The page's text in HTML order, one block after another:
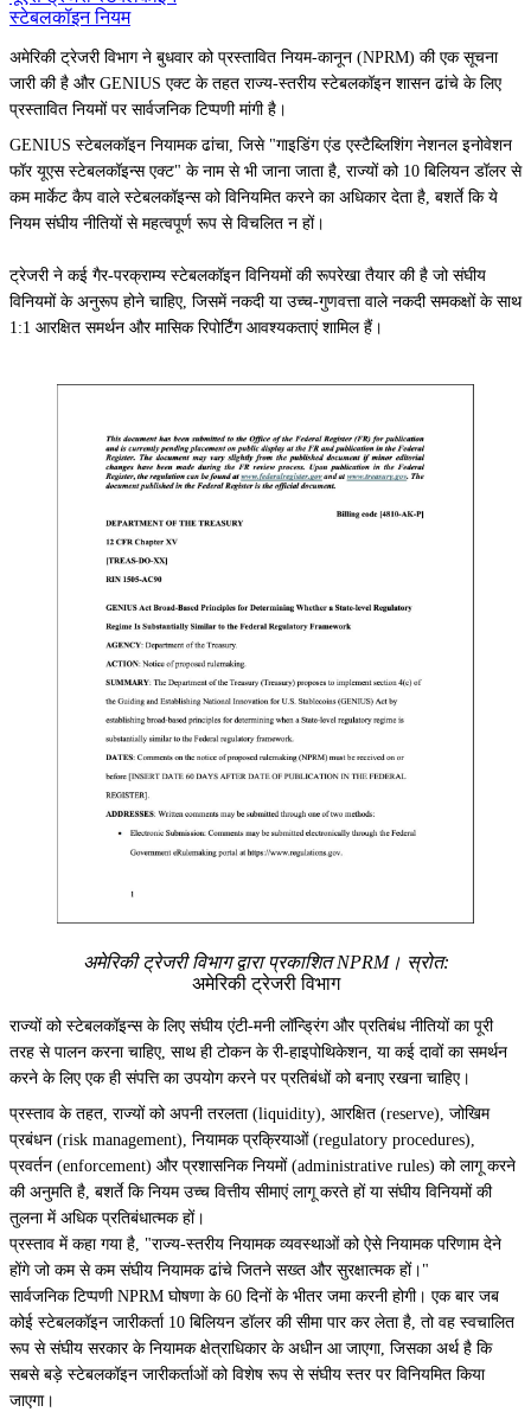
स्टेबलकॉइन नियम
अमेरिकी ट्रेजरी विभाग ने बुधवार को प्रस्तावित नियम-कानून (NPRM) की एक सूचना
जारी की है और GENIUS एक्ट के तहत राज्य-स्तरीय स्टेबलकॉइन शासन ढांचे के लिए
प्रस्तावित नियमों पर सार्वजनिक टिप्पणी मांगी है।
GENIUS स्टेबलकॉइन नियामक ढांचा, जिसे "गाइडिंग एंड एस्टैब्लिशिंग नेशनल इनोवेशन
फॉर यूएस स्टेबलकॉइन्स एक्ट" के नाम से भी जाना जाता है, राज्यों को 10 बिलियन डॉलर से
कम मार्केट कैप वाले स्टेबलकॉइन्स को विनियमित करने का अधिकार देता है, बशर्ते कि ये
नियम संघीय नीतियों से महत्वपूर्ण रूप से विचलित न हों।
ट्रेजरी ने कई गैर-परक्राम्य स्टेबलकॉइन विनियमों की रूपरेखा तैयार की है जो संघीय
विनियमों के अनुरूप होने चाहिए, जिसमें नकदी या उच्च-गुणवत्ता वाले नकदी समकक्षों के साथ
1:1 आरक्षित समर्थन और मासिक रिपोर्टिंग आवश्यकताएं शामिल हैं।
अमेरिकी ट्रेजरी विभाग द्वारा प्रकाशित NPRM। स्रोत:
अमेरिकी ट्रेजरी विभाग
राज्यों को स्टेबलकॉइन्स के लिए संघीय एंटी-मनी लॉन्ड्रिंग और प्रतिबंध नीतियों का पूरी
तरह से पालन करना चाहिए, साथ ही टोकन के री-हाइपोथिकेशन, या कई दावों का समर्थन
करने के लिए एक ही संपत्ति का उपयोग करने पर प्रतिबंधों को बनाए रखना चाहिए।
प्रस्ताव के तहत, राज्यों को अपनी तरलता (liquidity), आरक्षित (reserve), जोखिम
प्रबंधन (risk management), नियामक प्रक्रियाओं (regulatory procedures),
प्रवर्तन (enforcement) और प्रशासनिक नियमों (administrative rules) को लागू करने
की अनुमति है, बशर्ते कि नियम उच्च वित्तीय सीमाएं लागू करते हों या संघीय विनियमों की
तुलना में अधिक प्रतिबंधात्मक हों।
प्रस्ताव में कहा गया है, "राज्य-स्तरीय नियामक व्यवस्थाओं को ऐसे नियामक परिणाम देने
होंगे जो कम से कम संघीय नियामक ढांचे जितने सख्त और सुरक्षात्मक हों।"
सार्वजनिक टिप्पणी NPRM घोषणा के 60 दिनों के भीतर जमा करनी होगी। एक बार जब
कोई स्टेबलकॉइन जारीकर्ता 10 बिलियन डॉलर की सीमा पार कर लेता है, तो वह स्वचालित
रूप से संघीय सरकार के नियामक क्षेत्राधिकार के अधीन आ जाएगा, जिसका अर्थ है कि
सबसे बड़े स्टेबलकॉइन जारीकर्ताओं को विशेष रूप से संघीय स्तर पर विनियमित किया
जाएगा।